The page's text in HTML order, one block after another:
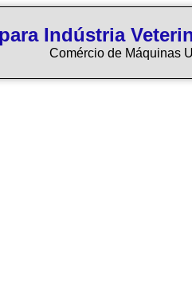
Indústria
Comércio de Máquinas